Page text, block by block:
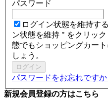
パスワード
ログイン状態を維持する
ン状態を維持 " をクリッ
態でもショッピングカー
しょう。
ログイン
パスワードをお忘れですか
新規会員登録の方はこちら